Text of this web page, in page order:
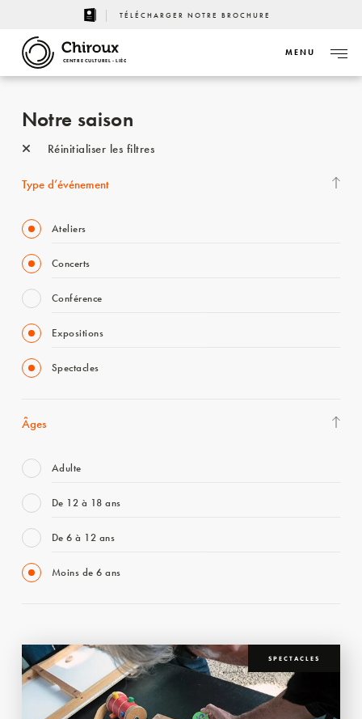
TÉLÉCHARGER NOTRE BROCHURE
CENTRE CULTUREL - LIÈGE
MENU
Notre saison
Réinitialiser les filtres
Type d’événement
Ateliers
Concerts
Conférence
Expositions
Spectacles
Âges
Adulte
De 12 à 18 ans
De 6 à 12 ans
Moins de 6 ans
SPECTACLES